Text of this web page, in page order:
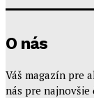
O nás
Váš magazín pre
nás pre